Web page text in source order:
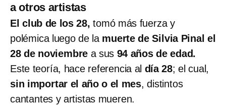
a otros artistas
El club de los 28,tomó más fuerza y
polémica luego de lamuerte de Silvia Pinal el
28 de noviembre a sus 94 años de edad.
Este teoría, hace referencia al día 28; el cual,
sin importar el año o el mes, distintos
cantantes y artistas mueren.